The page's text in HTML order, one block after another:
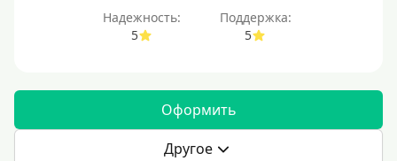
Надежность:
5
Поддержка:
5
Оформить
Другое